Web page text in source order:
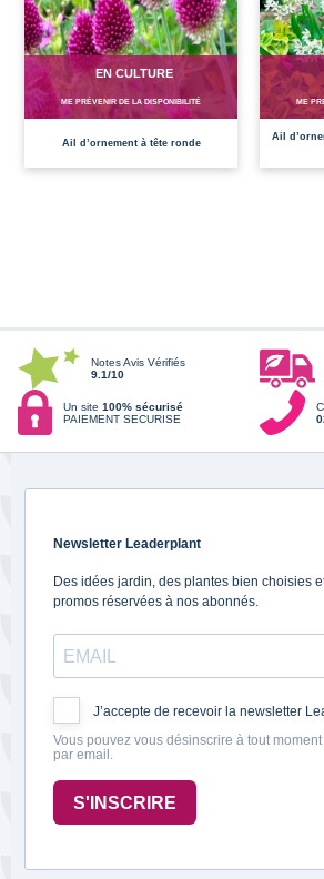
EN CULTURE
ME PRÉVENIR DE LA DISPONIBILITÉ
Ail d’ornement à tête ronde
ME
Ail
Notes Avis Vérifiés
9.1/10
Un site 100% sécurisé
PAIEMENT SECURISE
Newsletter Leaderplant
Des idées jardin, des plantes bien choisies
promos réservées à nos abonnés.
J’accepte de recevoir la newsletter
Vous pouvez vous désinscrire à tout
par email.
S'INSCRIRE